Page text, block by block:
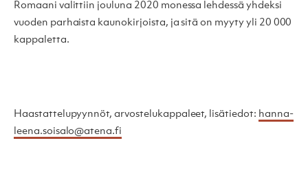
Romaani valittiin jouluna 2020 monessa lehdessä yhdeksi
vuoden parhaista kaunokirjoista, ja sitä on myyty yli 20 000
kappaletta.
Haastattelupyynnöt, arvostelukappaleet, lisätiedot: hanna-
leena.soisalo@atena.fi